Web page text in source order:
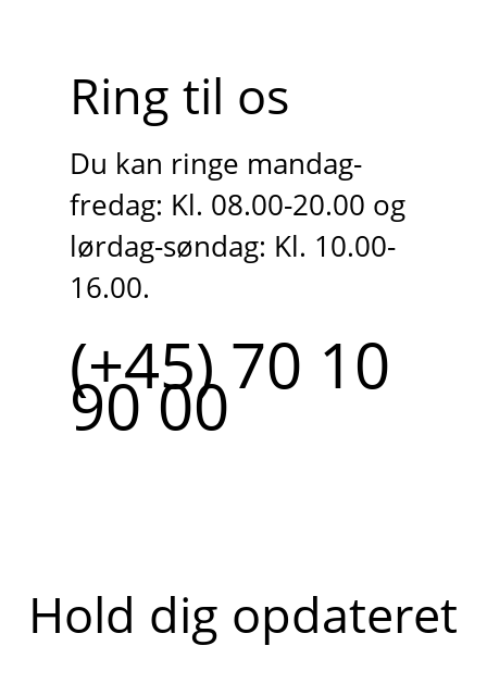
Ring til os
Du kan ringe mandag-
fredag: Kl. 08.00-20.00 og
lørdag-søndag: Kl. 10.00-
16.00.
(+45) 70 10
90 00
Hold dig opdateret